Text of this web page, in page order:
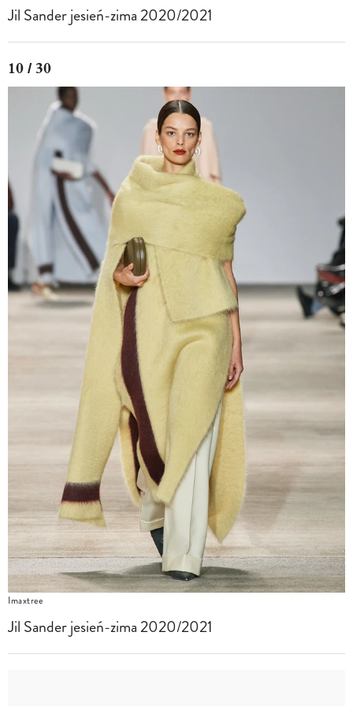
Jil Sander jesień-zima 2020/2021
10 / 30
Imaxtree
Jil Sander jesień-zima 2020/2021